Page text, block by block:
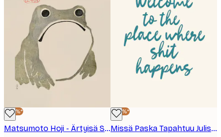
-40%*
Matsumoto Hoji - Ärtyisä Sammakko I Juliste
-40%*
Missä Paska Tapahtuu Juliste